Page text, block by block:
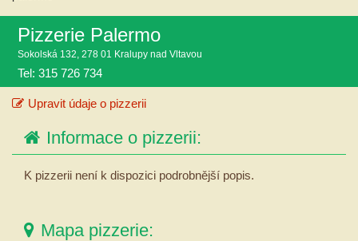
Pizzerie Palermo
Sokolská 132, 278 01 Kralupy nad Vltavou
Tel: 315 726 734
Upravit údaje o pizzerii
Informace o pizzerii:
K pizzerii není k dispozici podrobnější popis.
Mapa pizzerie: